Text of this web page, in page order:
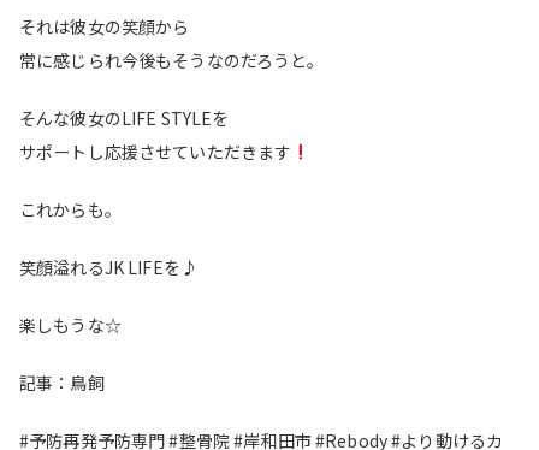
それは彼女の笑顔から
常に感じられ今後もそうなのだろうと。
そんな彼女のLIFE STYLEを
サポートし応援させていただきます
これからも。
笑顔溢れるJK LIFEを♪
楽しもうな☆
記事：鳥飼
#予防再発予防専門 #整骨院 #岸和田市 #Rebody #より動けるカ